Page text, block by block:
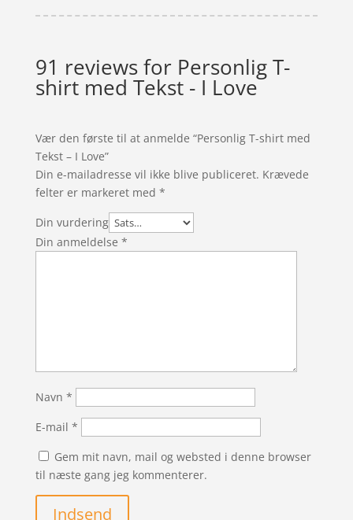
91 reviews for Personlig T-
shirt med Tekst - I Love
Vær den første til at anmelde “Personlig T-shirt med
Tekst – I Love”
Din e-mailadresse vil ikke blive publiceret. Krævede
felter er markeret med *
Din vurdering
Din anmeldelse *
Navn *
E-mail *
Gem mit navn, mail og websted i denne browser
til næste gang jeg kommenterer.
Indsend